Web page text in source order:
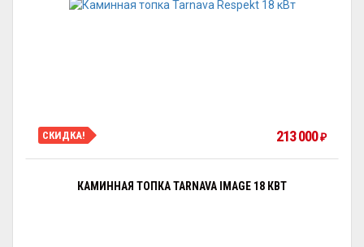
СКИДКА! 213 000₽
КАМИННАЯ ТОПКА TARNAVA IMAGE 18 КВТ